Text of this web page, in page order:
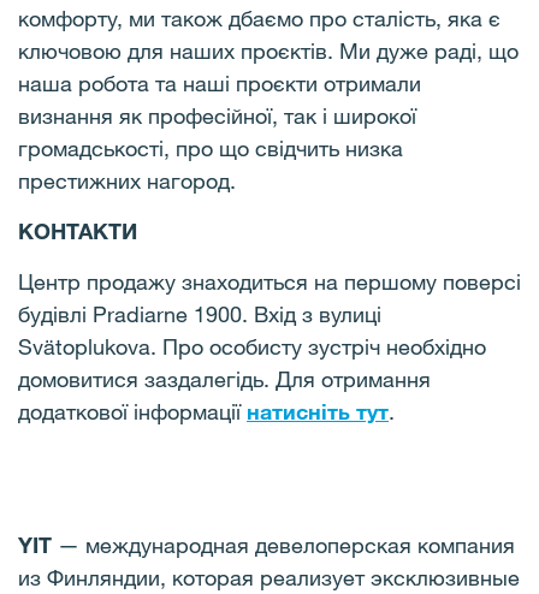
комфорту, ми також дбаємо про сталість, яка є
ключовою для наших проєктів. Ми дуже раді, що
наша робота та наші проєкти отримали
визнання як професійної, так і широкої
громадськості, про що свідчить низка
престижних нагород.
КОНТАКТИ
Центр продажу знаходиться на першому поверсі
будівлі Pradiarne 1900. Вхід з вулиці
Svätoplukova. Про особисту зустріч необхідно
домовитися заздалегідь. Для отримання
додаткової інформації натисніть тут.
YIT — международная девелоперская компания
из Финляндии, которая реализует эксклюзивные